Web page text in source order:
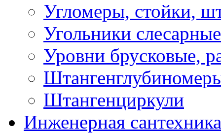
Угломеры, стойки,
Угольники слесарные
Уровни брусковые,
Штангенциркули
Инженерная сантехника